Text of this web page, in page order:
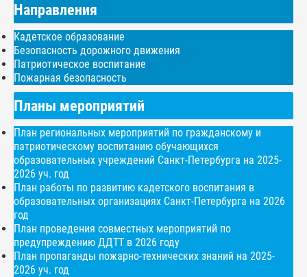
Направления
Кадетское образование
Безопасность дорожного движения
Патриотическое воспитание
Пожарная безопасность
Планы мероприятий
План региональных мероприятий по гражданскому и
патриотическому воспитанию обучающихся
образовательных учреждений Санкт-Петербурга на 2025-
2026 уч. год
План работы по развитию кадетского воспитания в
образовательных организациях Санкт-Петербурга на 2026
год
План проведения совместных мероприятий по
предупреждению ДДТТ в 2026 году
План пропаганды пожарно-технических знаний на 2025-
2026 уч. год